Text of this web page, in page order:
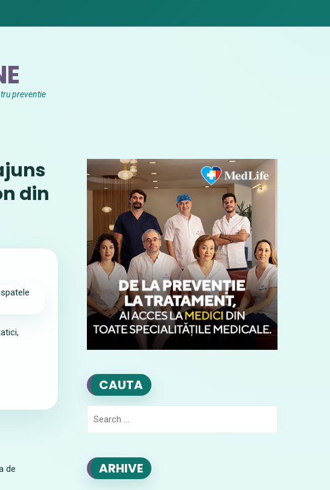
preventie
din
de
CAUTA
ARHIVE